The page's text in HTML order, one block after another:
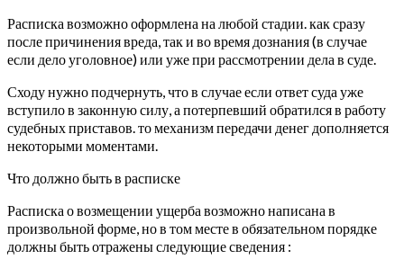
Расписка возможно оформлена на любой стадии. как сразу
после причинения вреда, так и во время дознания (в случае
если дело уголовное) или уже при рассмотрении дела в суде.
Сходу нужно подчернуть, что в случае если ответ суда уже
вступило в законную силу, а потерпевший обратился в работу
судебных приставов. то механизм передачи денег дополняется
некоторыми моментами.
Что должно быть в расписке
Расписка о возмещении ущерба возможно написана в
произвольной форме, но в том месте в обязательном порядке
должны быть отражены следующие сведения :